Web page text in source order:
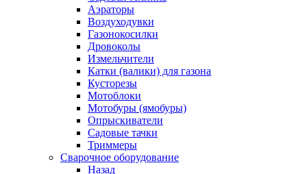
Аэраторы
Воздуходувки
Газонокосилки
Дровоколы
Измельчители
Катки (валики) для газона
Кусторезы
Мотоблоки
Мотобуры (ямобуры)
Опрыскиватели
Садовые тачки
Триммеры
Сварочное оборудование
Назад